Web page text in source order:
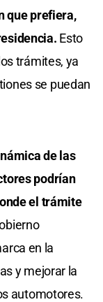
que prefiera,
Esto
trámites, ya
se puedan
de las
podrían
el trámite
en la
y mejorar la
automotores.